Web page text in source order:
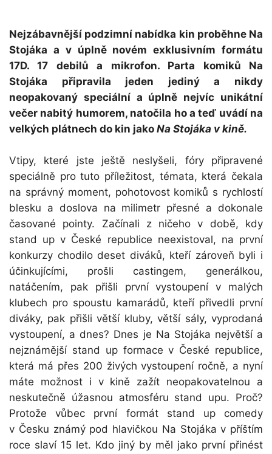
Nejzábavnější podzimní nabídka kin proběhne Na
Stojáka a v úplně novém exklusivním formátu
17D. 17 debilů a mikrofon. Parta komiků Na
Stojáka připravila jeden jediný a nikdy
neopakovaný speciální a úplně nejvíc unikátní
večer nabitý humorem, natočila ho a teď uvádí na
velkých plátnech do kin jako Na Stojáka v kině.
Vtipy, které jste ještě neslyšeli, fóry připravené
speciálně pro tuto příležitost, témata, která čekala
na správný moment, pohotovost komiků s rychlostí
blesku a doslova na milimetr přesné a dokonale
časované pointy. Začínali z ničeho v době, kdy
stand up v České republice neexistoval, na první
konkurzy chodilo deset diváků, kteří zároveň byli i
účinkujícími, prošli castingem, generálkou,
natáčením, pak přišli první vystoupení v malých
klubech pro spoustu kamarádů, kteří přivedli první
diváky, pak přišli větší kluby, větší sály, vyprodaná
vystoupení, a dnes? Dnes je Na Stojáka největší a
nejznámější stand up formace v České republice,
která má přes 200 živých vystoupení ročně, a nyní
máte možnost i v kině zažít neopakovatelnou a
neskutečně úžasnou atmosféru stand upu. Proč?
Protože vůbec první formát stand up comedy
v Česku známý pod hlavičkou Na Stojáka v příštím
roce slaví 15 let. Kdo jiný by měl jako první přinést